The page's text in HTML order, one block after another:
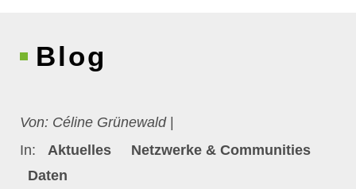
Blog
Von: Céline Grünewald
In:
Aktuelles
Netzwerke & Communities
Daten